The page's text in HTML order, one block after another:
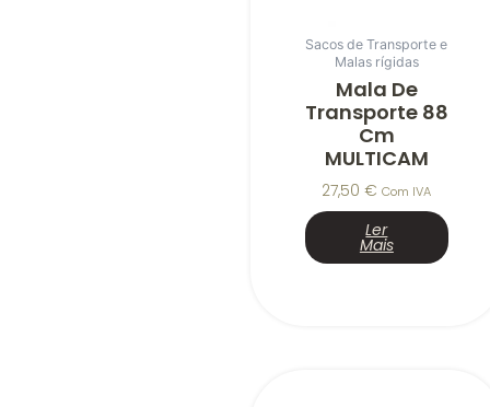
Sacos de Transporte e
Malas rígidas
Mala De
Transporte 88
Cm
MULTICAM
27,50€ Com IVA
Ler
Mais